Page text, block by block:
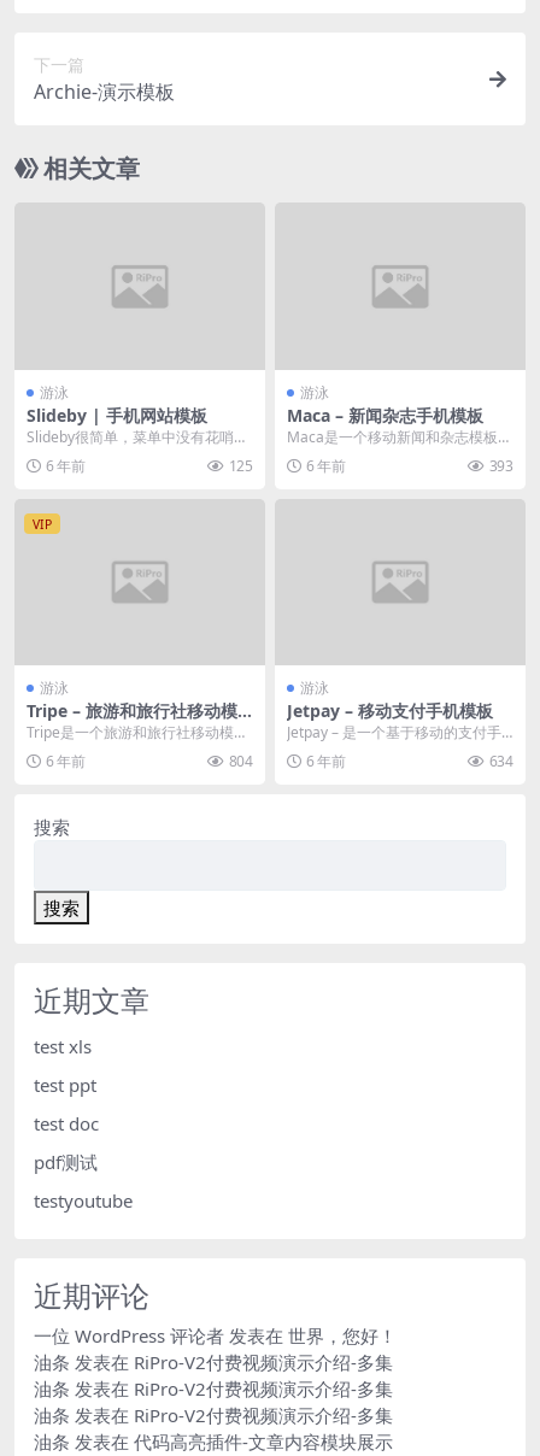
下一篇
Archie-演示模板
相关文章
游泳
Slideby | 手机网站模板
Slideby很简单，菜单中没有花哨的
背景，没有复杂的类或代码 特点: H
igh...6 年前 125
游泳
Maca – 新闻杂志手机模板
Maca是一个移动新闻和杂志模板适
合新闻、博客、作家、社交共享
等。6 年前 393
VIP
游泳
Tripe – 旅游和旅行社移动模
板
Tripe是一个旅游和旅行社移动模
板。此网站是为旅游和旅行计划而
设计的，此模板可...
6 年前 804
游泳
Jetpay – 移动支付手机模板
Jetpay – 是一个基于移动的支付手
机模板，它创建为一个钱包，用...
6 年前 634
搜索
搜索
近期文章
test xls
test ppt
test doc
pdf测试
testyoutube
近期评论
一位 WordPress 评论者 发表在 世界，您好！
油条 发表在 RiPro-V2付费视频演示介绍-多集
油条 发表在 RiPro-V2付费视频演示介绍-多集
油条 发表在 RiPro-V2付费视频演示介绍-多集
油条 发表在 代码高亮插件-文章内容模块展示